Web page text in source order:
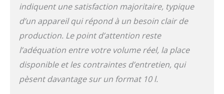
indiquent une satisfaction majoritaire, typique
d’un appareil qui répond à un besoin clair de
production. Le point d’attention reste
l’adéquation entre votre volume réel, la place
disponible et les contraintes d’entretien, qui
pèsent davantage sur un format 10 l.